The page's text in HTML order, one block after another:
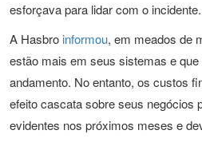
esforçava para lidar com o incidente.
A Hasbro informou, em meados de
estão mais em seus sistemas e
andamento. No entanto, os custos
efeito cascata sobre seus negócios
evidentes nos próximos meses e